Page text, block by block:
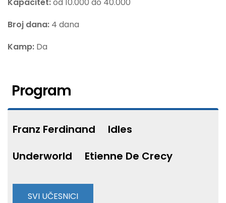
Broj dana: 4 dana
Kamp: Da
Program
Franz Ferdinand
Idles
Underworld
Etienne De Crecy
SVI UČESNICI